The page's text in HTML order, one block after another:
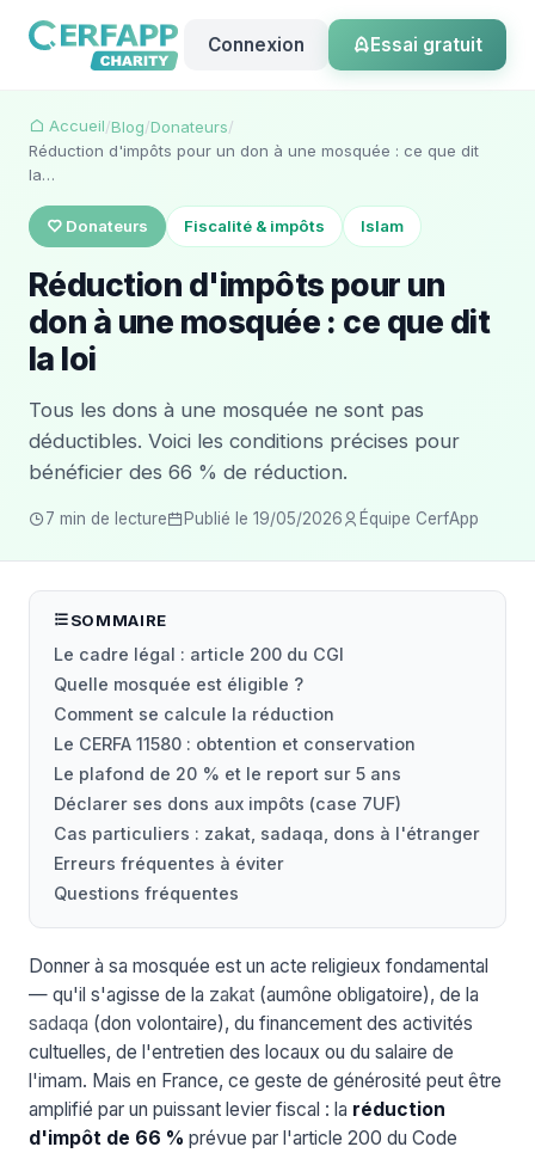
Connexion Essai gratuit
Accueil/Blog/Donateurs/
Réduction d'impôts pour un don à une mosquée : ce que dit
la…
Donateurs Fiscalité & impôts Islam
Réduction d'impôts pour un
don à une mosquée : ce que dit
la loi
Tous les dons à une mosquée ne sont pas
déductibles. Voici les conditions précises pour
bénéficier des 66 % de réduction.
7 min de lecture Publié le 19/05/2026 Équipe CerfApp
SOMMAIRE
Le cadre légal : article 200 du CGI
Quelle mosquée est éligible ?
Comment se calcule la réduction
Le CERFA 11580 : obtention et conservation
Le plafond de 20 % et le report sur 5 ans
Déclarer ses dons aux impôts (case 7UF)
Cas particuliers : zakat, sadaqa, dons à l'étranger
Erreurs fréquentes à éviter
Questions fréquentes
Donner à sa mosquée est un acte religieux fondamental
— qu'il s'agisse de la zakat (aumône obligatoire), de la
sadaqa (don volontaire), du financement des activités
cultuelles, de l'entretien des locaux ou du salaire de
l'imam. Mais en France, ce geste de générosité peut être
amplifié par un puissant levier fiscal : la réduction
d'impôt de 66 % prévue par l'article 200 du Code